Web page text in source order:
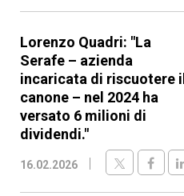
Lorenzo Quadri: "La
Serafe – azienda
incaricata di riscuotere il
canone – nel 2024 ha
versato 6 milioni di
dividendi."
16.02.2026